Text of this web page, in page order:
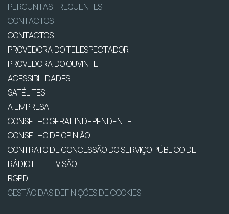
PERGUNTAS FREQUENTES
CONTACTOS
CONTACTOS
PROVEDORA DO TELESPECTADOR
PROVEDORA DO OUVINTE
ACESSIBILIDADES
SATÉLITES
A EMPRESA
CONSELHO GERAL INDEPENDENTE
CONSELHO DE OPINIÃO
CONTRATO DE CONCESSÃO DO SERVIÇO PÚBLICO DE
RÁDIO E TELEVISÃO
RGPD
GESTÃO DAS DEFINIÇÕES DE COOKIES